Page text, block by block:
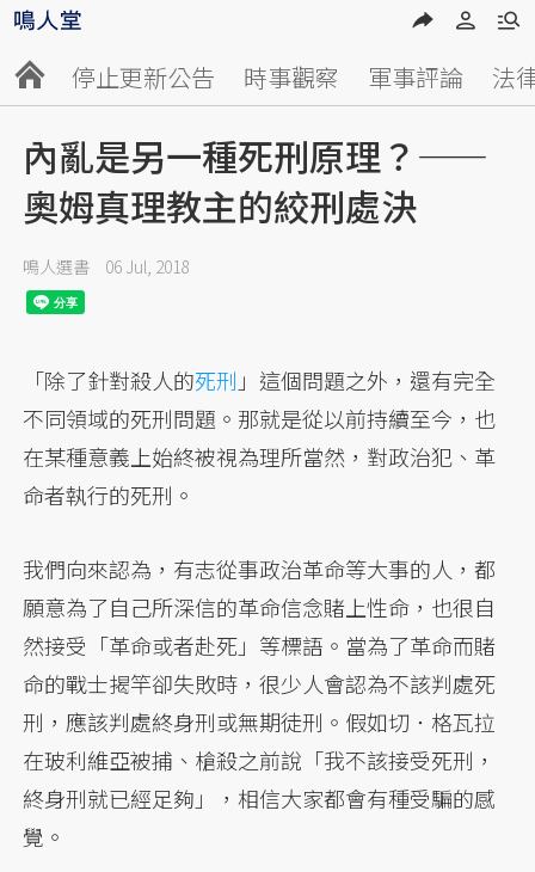
停止更新公告 時事觀察 軍事評論 法
內亂是另一種死刑原理？——
奧姆真理教主的絞刑處決
鳴人選書 06 Jul, 2018
「除了針對殺人的死刑 」這個問題之外，還有完全
不同領域的死刑問題。那就是從以前持續至今，也
在某種意義上始終被視為理所當然，對政治犯、革
命者執行的死刑。
我們向來認為，有志從事政治革命等大事的人，都
願意為了自己所深信的革命信念賭上性命，也很自
然接受「革命或者赴死」等標語。當為了革命而賭
命的戰士揭竿卻失敗時，很少人會認為不該判處死
刑，應該判處終身刑或無期徒刑。假如切．格瓦拉
在玻利維亞被捕、槍殺之前說「我不該接受死刑，
終身刑就已經足夠」，相信大家都會有種受騙的感
覺。